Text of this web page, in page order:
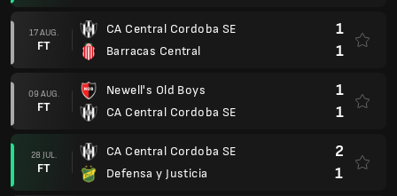
17 AUG.
FT
CA Central Cordoba SE
Barracas Central
1
1
09 AUG.
FT
Newell's Old Boys
CA Central Cordoba SE
1
1
28 JUL.
FT
CA Central Cordoba SE
Defensa y Justicia
2
1